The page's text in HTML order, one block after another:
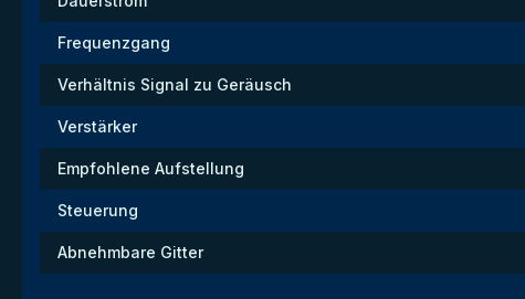
Frequenzgang
Verhältnis Signal zu Geräusch
Verstärker
Empfohlene Aufstellung
Steuerung
Abnehmbare Gitter